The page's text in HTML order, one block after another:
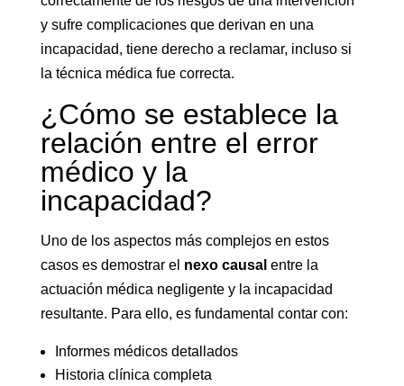
y sufre complicaciones que derivan en una
incapacidad, tiene derecho a reclamar, incluso si
la técnica médica fue correcta.
¿Cómo se establece la
relación entre el error
médico y la
incapacidad?
Uno de los aspectos más complejos en estos
casos es demostrar el nexo causal entre la
actuación médica negligente y la incapacidad
resultante. Para ello, es fundamental contar con:
Informes médicos detallados
Historia clínica completa